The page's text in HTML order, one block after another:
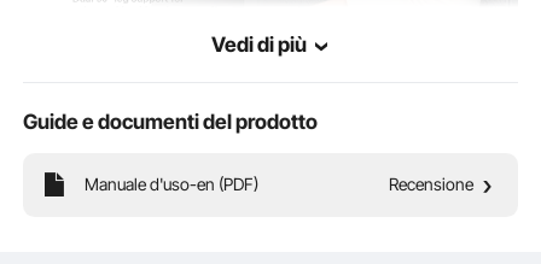
Vedi di più
Guide e documenti del prodotto
Manuale d'uso-en (PDF) Recensione